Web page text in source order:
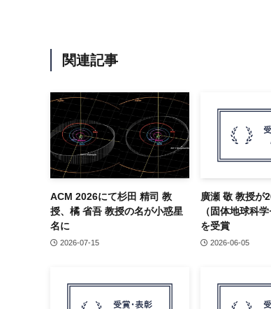
関連記事
ACM 2026にて杉田 精司 教
授、橘 省吾 教授の名が小惑星
名に
2026-07-15
廣瀬 敬 教授が
（固体地球科
を受賞
2026-06-05